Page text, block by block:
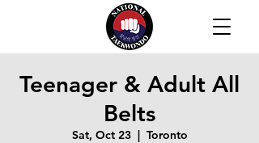
Teenager & Adult All
Belts
Sat, Oct 23
  |
Toronto